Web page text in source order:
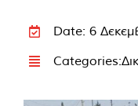
Date: 6
Categories: